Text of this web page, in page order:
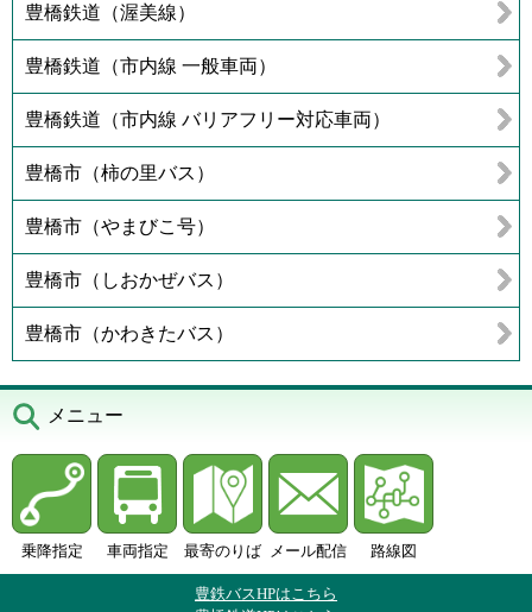
豊橋鉄道（渥美線）
豊橋鉄道（市内線 一般車両）
豊橋鉄道（市内線 バリアフリー対応車両）
豊橋市（柿の里バス）
豊橋市（やまびこ号）
豊橋市（しおかぜバス）
豊橋市（かわきたバス）
メニュー
乗降指定 車両指定 最寄のりば メール配信 路線図
豊鉄バスHPはこちら